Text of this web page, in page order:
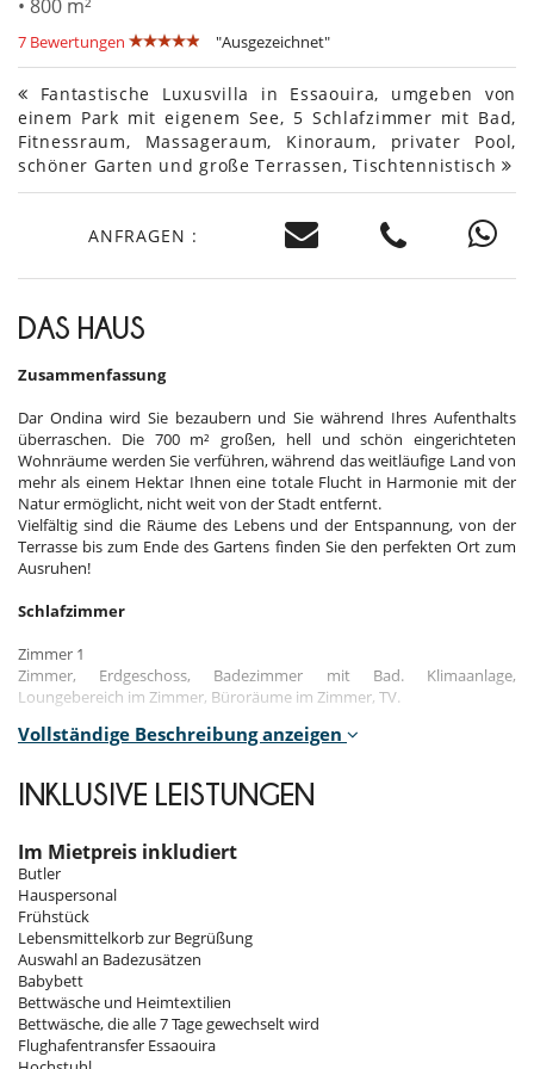
• 800 m²
7 Bewertungen "Ausgezeichnet"
Fantastische Luxusvilla in Essaouira, umgeben von
einem Park mit eigenem See, 5 Schlafzimmer mit Bad,
Fitnessraum, Massageraum, Kinoraum, privater Pool,
schöner Garten und große Terrassen, Tischtennistisch
ANFRAGEN :
DAS HAUS
Zusammenfassung
Dar Ondina wird Sie bezaubern und Sie während Ihres Aufenthalts
überraschen. Die 700 m² großen, hell und schön eingerichteten
Wohnräume werden Sie verführen, während das weitläufige Land von
mehr als einem Hektar Ihnen eine totale Flucht in Harmonie mit der
Natur ermöglicht, nicht weit von der Stadt entfernt.
Vielfältig sind die Räume des Lebens und der Entspannung, von der
Terrasse bis zum Ende des Gartens finden Sie den perfekten Ort zum
Ausruhen!
Schlafzimmer
Zimmer 1
Zimmer, Erdgeschoss, Badezimmer mit Bad. Klimaanlage,
Loungebereich im Zimmer, Büroräume im Zimmer, TV.
Zimmer 2
Zimmer, TV.
Zimmer, 1. Stock, Badezimmer mit Bad. Klimaanlage, TV.
Zimmer 4
Zimmer, 1. Stock, Badezimmer mit Bad. Klimaanlage, TV.
Zimmer 5
Suite, Poolebene, Badezimmer mit Bad. Wohnbereich im Zimmer.
Innenbereich
Sie werden in einem großen achteckigen Raum mit einer Glaskuppel,
Vollständige Beschreibung anzeigen
INKLUSIVE LEISTUNGEN
Im Mietpreis inkludiert
Butler
Hauspersonal
Frühstück
Lebensmittelkorb zur Begrüßung
Auswahl an Badezusätzen
Babybett
Bettwäsche und Heimtextilien
Bettwäsche, die alle 7 Tage gewechselt wird
Flughafentransfer Essaouira